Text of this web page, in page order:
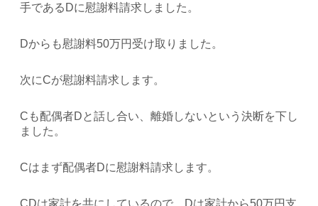
手であるDに慰謝料請求しました。
Dからも慰謝料50万円受け取りました。
次にCが慰謝料請求します。
Cも配偶者Dと話し合い、離婚しないという決断を下し
ました。
Cはまず配偶者Dに慰謝料請求します。
CDは家計を共にしているので、Dは家計から50万円支